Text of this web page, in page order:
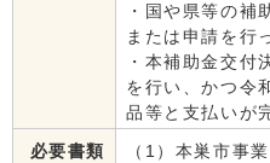
・国や県等の補
または申請を行
・本補助金交付
を行い、かつ令
品等と支払いが
必要書類
（1）本巣市事